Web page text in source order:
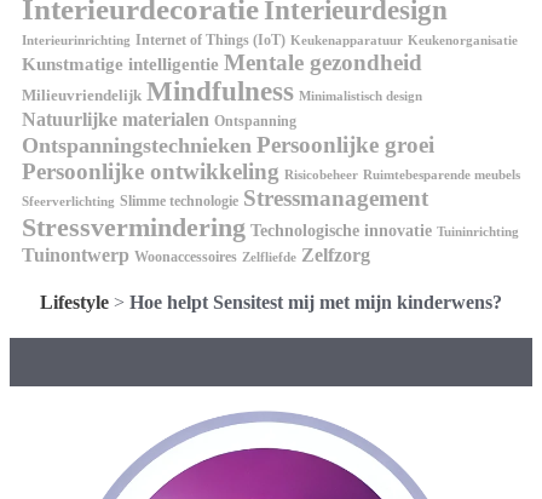
InterieurdecoratieInterieurdesign
Interieurinrichting Internet of Things (IoT) Keukenapparatuur Keukenorganisatie
Kunstmatige intelligentie Mentale gezondheid
Milieuvriendelijk Mindfulness Minimalistisch design
Natuurlijke materialen Ontspanning
Ontspanningstechnieken Persoonlijke groei
Persoonlijke ontwikkeling Risicobeheer Ruimtebesparende meubels
Sfeerverlichting Slimme technologie Stressmanagement
Stressvermindering Technologische innovatie Tuininrichting
Tuinontwerp Woonaccessoires Zelfliefde Zelfzorg
Lifestyle > Hoe helpt Sensitest mij met mijn kinderwens?